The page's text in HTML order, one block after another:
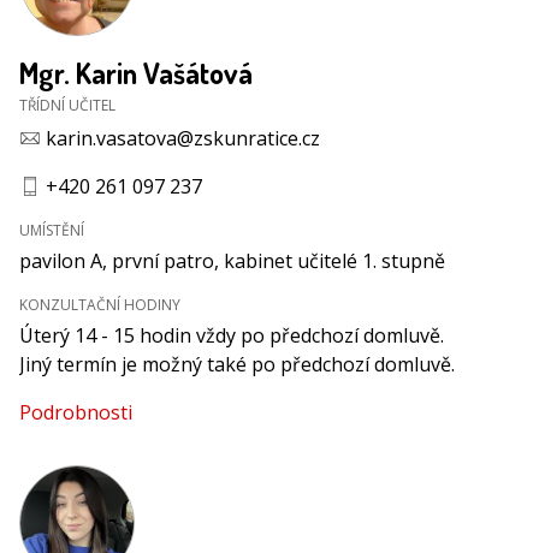
Mgr. Karin Vašátová
TŘÍDNÍ UČITEL
karin.vasatova@zskunratice.cz
+420 261 097 237
UMÍSTĚNÍ
pavilon A, první patro, kabinet učitelé 1. stupně
KONZULTAČNÍ HODINY
Úterý 14 - 15 hodin vždy po předchozí domluvě.
Jiný termín je možný také po předchozí domluvě.
Podrobnosti